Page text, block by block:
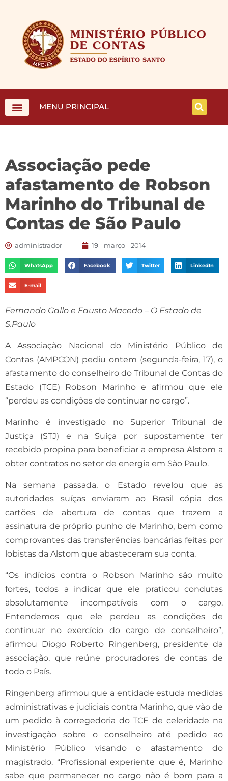
MENU PRINCIPAL
Associação pede
afastamento de Robson
Marinho do Tribunal de
Contas de São Paulo
administrador 19 - março - 2014
WhatsApp Facebook Twitter LinkedIn
E-mail
Fernando Gallo e Fausto Macedo – O Estado de
S.Paulo
A Associação Nacional do Ministério Público de
Contas (AMPCON) pediu ontem (segunda-feira, 17), o
afastamento do conselheiro do Tribunal de Contas do
Estado (TCE) Robson Marinho e afirmou que ele
“perdeu as condições de continuar no cargo”.
Marinho é investigado no Superior Tribunal de
Justiça (STJ) e na Suíça por supostamente ter
recebido propina para beneficiar a empresa Alstom a
obter contratos no setor de energia em São Paulo.
Na semana passada, o Estado revelou que as
autoridades suíças enviaram ao Brasil cópia dos
cartões de abertura de contas que trazem a
assinatura de próprio punho de Marinho, bem como
comprovantes das transferências bancárias feitas por
lobistas da Alstom que abasteceram sua conta.
“Os indícios contra o Robson Marinho são muito
fortes, todos a indicar que ele praticou condutas
absolutamente incompatíveis com o cargo.
Entendemos que ele perdeu as condições de
continuar no exercício do cargo de conselheiro”,
afirmou Diogo Roberto Ringenberg, presidente da
associação, que reúne procuradores de contas de
todo o País.
Ringenberg afirmou que a entidade estuda medidas
administrativas e judiciais contra Marinho, que vão de
um pedido à corregedoria do TCE de celeridade na
investigação sobre o conselheiro até pedido ao
Ministério Público visando o afastamento do
magistrado. “Profissional experiente que é, Marinho
sabe que permanecer no cargo não é bom para a